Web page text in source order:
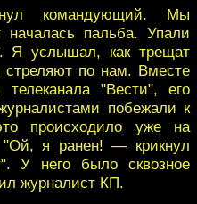
командующий. Мы
пальба. Упали
Я услышал, как трещат
стреляют по нам. Вместе
"Вести", его
побежали к
происходило уже на
я ранен! — крикнул
У него было сквозное
журналист КП.